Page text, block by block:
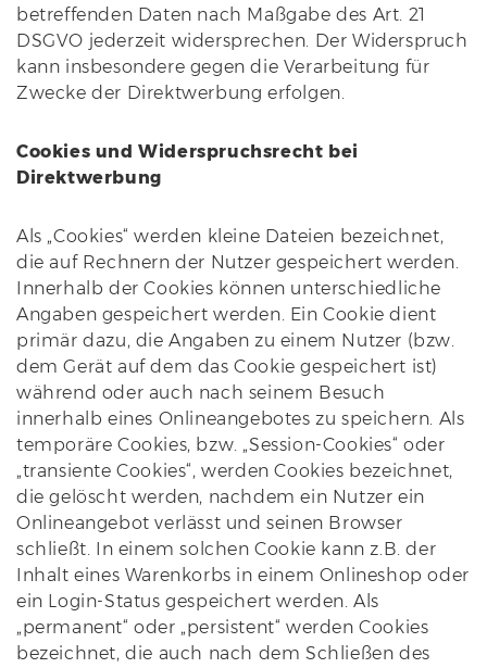
betreffenden Daten nach Maßgabe des Art. 21
DSGVO jederzeit widersprechen. Der Widerspruch
kann insbesondere gegen die Verarbeitung für
Zwecke der Direktwerbung erfolgen.
Cookies und Widerspruchsrecht bei
Direktwerbung
Als „Cookies“ werden kleine Dateien bezeichnet,
die auf Rechnern der Nutzer gespeichert werden.
Innerhalb der Cookies können unterschiedliche
Angaben gespeichert werden. Ein Cookie dient
primär dazu, die Angaben zu einem Nutzer (bzw.
dem Gerät auf dem das Cookie gespeichert ist)
während oder auch nach seinem Besuch
innerhalb eines Onlineangebotes zu speichern. Als
temporäre Cookies, bzw. „Session-Cookies“ oder
„transiente Cookies“, werden Cookies bezeichnet,
die gelöscht werden, nachdem ein Nutzer ein
Onlineangebot verlässt und seinen Browser
schließt. In einem solchen Cookie kann z.B. der
Inhalt eines Warenkorbs in einem Onlineshop oder
ein Login-Status gespeichert werden. Als
„permanent“ oder „persistent“ werden Cookies
bezeichnet, die auch nach dem Schließen des